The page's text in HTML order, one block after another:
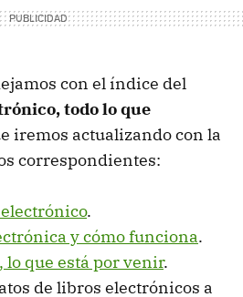
con el índice del
todo lo que
iremos actualizando con la
correspondientes:
.
y cómo funciona.
que está por venir.
de libros electrónicos a